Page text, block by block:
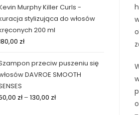
Murphy Killer Curls -
stylizująca do włosów
200 ml
zł
przeciw puszeniu się
DAVROE SMOOTH
zł – 130,00 zł